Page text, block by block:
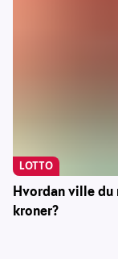
Hvordan ville
kroner?
LOTTO